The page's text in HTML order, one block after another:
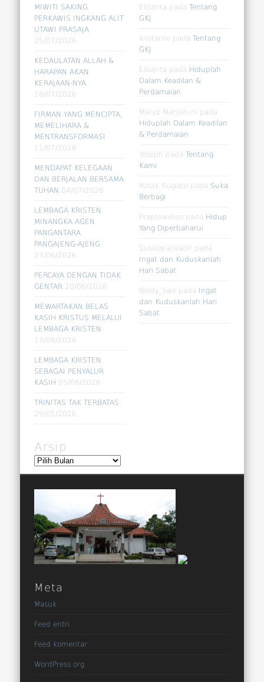
MIWITI SAKING
PERKAWIS INGKANG ALIT
UTAWI PRASAJA
25/07/2026
KEDAULATAN ALLAH &
HARAPAN AKAN
KERAJAAN-NYA
18/07/2026
FIRMAN YANG MENCIPTA,
MEMELIHARA &
MENTRANSFORMASI
11/07/2026
MENDAPAT KELEGAAN
DAN BERJALAN BERSAMA
TUHAN 04/07/2026
LEMBAGA KRISTEN
MINANGKA AGEN
PANGANTARA
PANGAJENG-AJENG
27/06/2026
PERCAYA DENGAN TIDAK
GENTAR 20/06/2026
MEWARTAKAN BELAS
KASIH KRISTUS MELALUI
LEMBAGA KRISTEN
13/06/2026
LEMBAGA KRISTEN
SEBAGAI PENYALUR
KASIH 05/06/2026
TRINITAS TAK TERBATAS
29/05/2026
Elisanta padaTentang
GKJ
kristanto padaTentang
GKJ
Elisanta pada Hiduplah
Dalam Keadilan &
Perdamaian
Maryo Manjaruni pada
Hiduplah Dalam Keadilan
& Perdamaian
Yoseph padaTentang
Kami
Yusak Sugiato pada Suka
Berbagi
Praptowiloso pada Hidup
Yang Diperbaharui
Susilowatikadir pada
Ingat dan Kuduskanlah
Hari Sabat
Noldy_liwe pada
Ingat
dan Kuduskanlah Hari
Sabat
Arsip
Arsip
Meta
Masuk
Feed entri
Feed komentar
WordPress.org